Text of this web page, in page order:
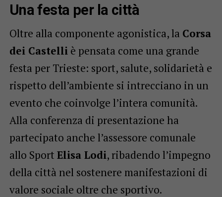
Una festa per la città
Oltre alla componente agonistica, la Corsa
dei Castelliè pensata come una grande
festa per Trieste: sport, salute, solidarietà e
rispetto dell’ambiente si intrecciano in un
evento che coinvolge l’intera comunità.
Alla conferenza di presentazione ha
partecipato anche l’assessore comunale
allo Sport Elisa Lodi, ribadendo l’impegno
della città nel sostenere manifestazioni di
valore sociale oltre che sportivo.